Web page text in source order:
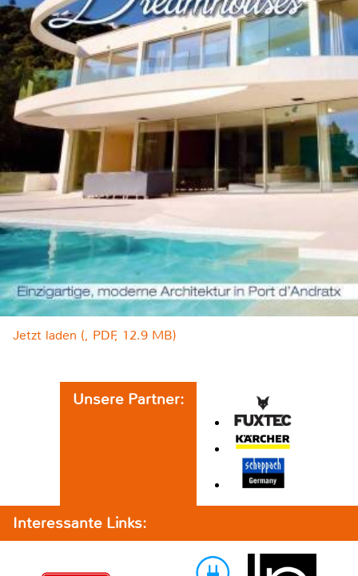
Jetzt laden (, PDF, 12.9 MB)
Unsere Partner:
Interessante Links: